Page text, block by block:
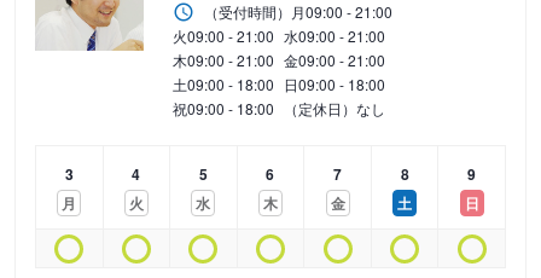
（受付時間） 月09:00 - 21:00
火09:00 - 21:00 水09:00 - 21:00
木09:00 - 21:00 金09:00 - 21:00
土09:00 - 18:00 日09:00 - 18:00
祝09:00 - 18:00 （定休日）なし
3
月
4
火
5
水
6
木
7
金
8
土
9
日